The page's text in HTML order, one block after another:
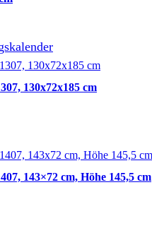
130x72x185 cm
143×72 cm, Höhe 145,5 cm